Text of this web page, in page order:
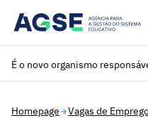
É o novo organismo
Homepage
Vagas de